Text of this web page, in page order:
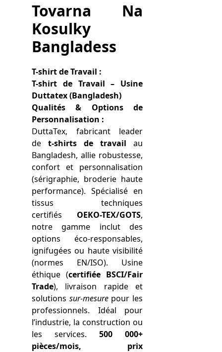
Tovarna Na
Kosulky
Bangladess
T-shirt de Travail :
T-shirt de Travail – Usine
Duttatex (Bangladesh)
Qualités & Options de
Personnalisation :
DuttaTex, fabricant leader
de t-shirts de travail au
Bangladesh, allie robustesse,
confort et personnalisation
(sérigraphie, broderie haute
performance). Spécialisé en
tissus techniques
certifiés OEKO-TEX/GOTS,
notre gamme inclut des
options éco-responsables,
ignifugées ou haute visibilité
(normes EN/ISO). Usine
éthique (certifiée BSCI/Fair
Trade), livraison rapide et
solutions sur-mesurepour les
professionnels. Idéal pour
l’industrie, la construction ou
les services. 500 000+
pièces/mois, prix